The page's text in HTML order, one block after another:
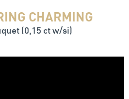
CHARMING
(0,15 ct w/si)